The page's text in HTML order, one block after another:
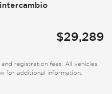
$29,289
registration fees. All vehicles
for additional information.